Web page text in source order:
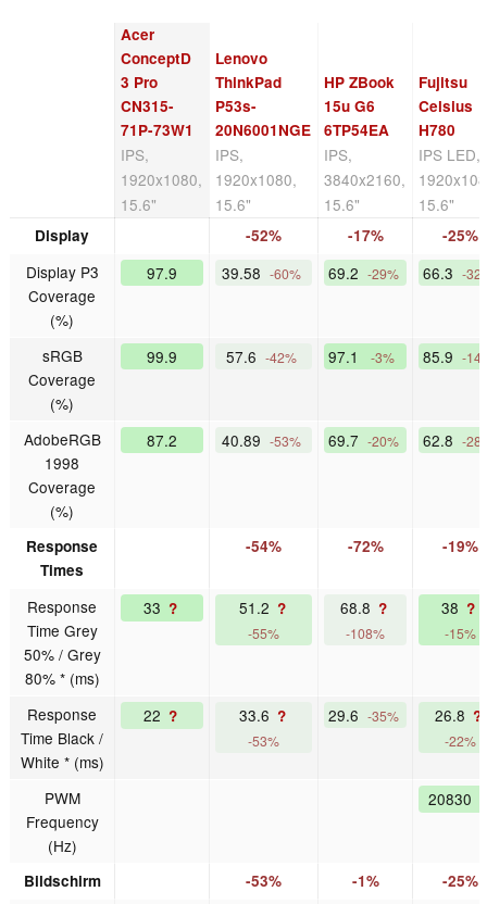
Acer
ConceptD
3 Pro
CN315-
71P-73W1
IPS,
1920x1080,
15.6"
Lenovo
ThinkPad
P53s-
20N6001NGE
IPS,
1920x1080,
15.6"
HP ZBook
15u G6
6TP54EA
IPS,
3840x2160,
15.6"
Fujitsu
Celsius
H780
IPS LED,
15.6"
Display -52% -17% -25%
Display P3
Coverage
(%)
97.9 39.58 -60% 69.2 -29% 66.3 -
sRGB
Coverage
(%)
99.9 57.6 -42% 97.1 -3% 85.9 -
AdobeRGB
1998
Coverage
(%)
87.2 40.89 -53% 69.7 -20% 62.8 -
Response
Times
-54% -72% -19%
Response
Time Grey
50% / Grey
80% * (ms)
33 ? 51.2 ?
-55%
68.8 ?
-108%
38 ?
-15%
Response
Time Black /
White * (ms)
22 ? 33.6 ?
-53%
29.6 -35% 26.8 ?
-22%
PWM
Frequency
(Hz)
20830
Bildschirm -53% -1% -25%